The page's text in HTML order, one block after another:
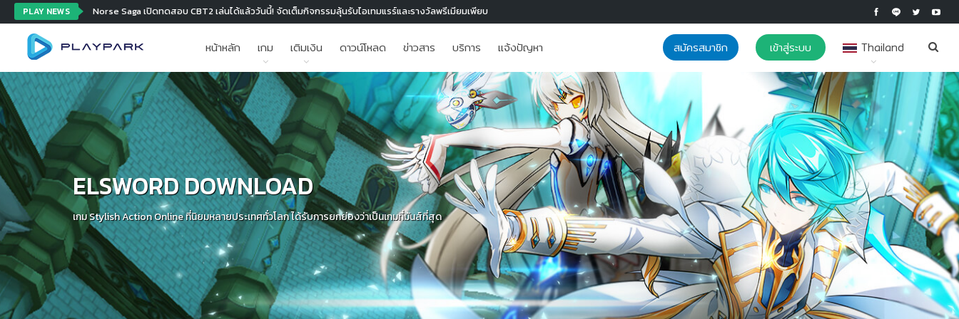
PLAY NEWS Norse Saga เปิดทดสอบ CBT2 เล่นได้แล้ววันนี้! จัดเต็มกิจกรรมลุ้นรับไอเทมแรร์และรางวัลพรีเมียมเพียบ
หน้าหลัก เกม เติมเงิน ดาวน์โหลด ข่าวสาร บริการ แจ้งปัญหา Thailand
เข้าสู่ระบบ
สมัครสมาชิก
ELSWORD DOWNLOAD
เกม Stylish Action Online ที่นิยมหลายประเทศทั่วโลก ได้รับการยกย่องว่าเป็นเกมที่มันส์ที่สุด